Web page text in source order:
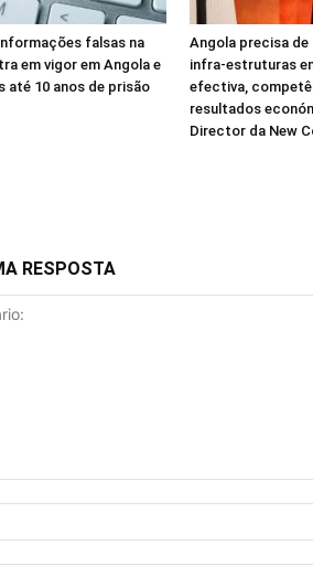
falsas na
em vigor em Angola e
até 10 anos de prisão
Angola precisa
infra-estruturas
efectiva,
resultados
Director da New
RESPOSTA